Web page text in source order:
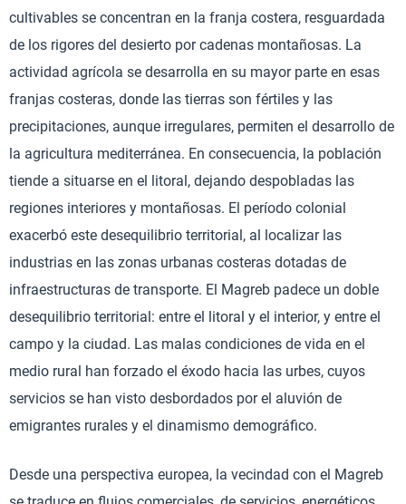
cultivables se concentran en la franja costera, resguardada
de los rigores del desierto por cadenas montañosas. La
actividad agrícola se desarrolla en su mayor parte en esas
franjas costeras, donde las tierras son fértiles y las
precipitaciones, aunque irregulares, permiten el desarrollo de
la agricultura mediterránea. En consecuencia, la población
tiende a situarse en el litoral, dejando despobladas las
regiones interiores y montañosas. El período colonial
exacerbó este desequilibrio territorial, al localizar las
industrias en las zonas urbanas costeras dotadas de
infraestructuras de transporte. El Magreb padece un doble
desequilibrio territorial: entre el litoral y el interior, y entre el
campo y la ciudad. Las malas condiciones de vida en el
medio rural han forzado el éxodo hacia las urbes, cuyos
servicios se han visto desbordados por el aluvión de
emigrantes rurales y el dinamismo demográfico.
Desde una perspectiva europea, la vecindad con el Magreb